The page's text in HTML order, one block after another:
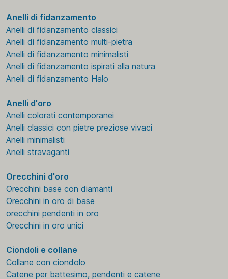
Anelli di fidanzamento
Anelli di fidanzamento classici
Anelli di fidanzamento multi-pietra
Anelli di fidanzamento minimalisti
Anelli di fidanzamento ispirati alla natura
Anelli di fidanzamento Halo
Anelli d'oro
Anelli colorati contemporanei
Anelli classici con pietre preziose vivaci
Anelli minimalisti
Anelli stravaganti
Orecchini d'oro
Orecchini base con diamanti
Orecchini in oro di base
orecchini pendenti in oro
Orecchini in oro unici
Ciondoli e collane
Collane con ciondolo
Catene per battesimo, pendenti e catene